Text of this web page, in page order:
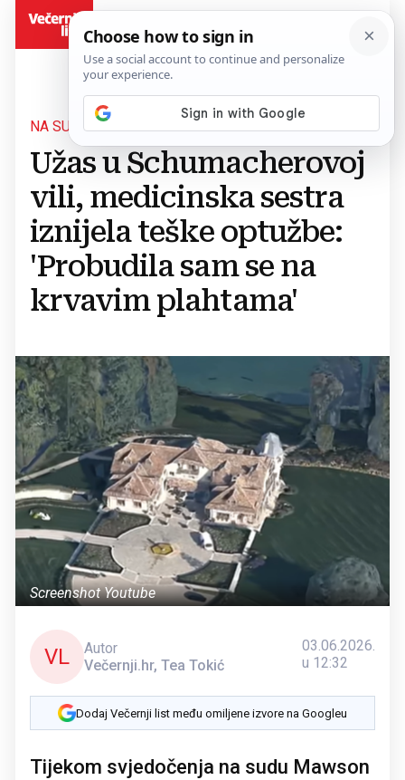
NA SUDU OTKRIVENI ŠOKANTNI DETALJI
Užas u Schumacherovoj
vili, medicinska sestra
iznijela teške optužbe:
'Probudila sam se na
krvavim plahtama'
Screenshot Youtube
VL
Autor
Večernji.hr, Tea Tokić
03.06.2026.
u 12:32
Dodaj Večernji list među omiljene izvore na Googleu
Tijekom svjedočenja na sudu Mawson